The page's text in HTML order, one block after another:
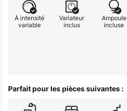
À intensité
variable
Variateur
inclus
Ampoule
incluse
Parfait pour les pièces suivantes :